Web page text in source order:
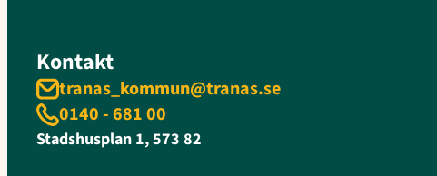
Kontakt
tranas_kommun@tranas.se
0140 - 681 00
Stadshusplan 1, 573 82